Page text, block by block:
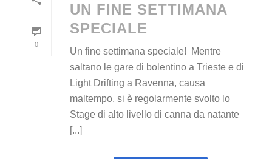
0
UN FINE SETTIMANA
SPECIALE
Un fine settimana speciale! Mentre
saltano le gare di bolentino a Trieste e di
Light Drifting a Ravenna, causa
maltempo, si è regolarmente svolto lo
Stage di alto livello di canna da natante
[...]